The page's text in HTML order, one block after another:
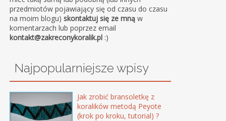
przedmiotów pojawiający się od czasu do czasu
na moim blogu)skontaktuj się ze mną w
komentarzach lub poprzez email
kontakt@zakreconykoralik.pl :)
Najpopularniejsze wpisy
Jak zrobić bransoletkę z
koralików metodą Peyote
(krok po kroku, tutorial) ?